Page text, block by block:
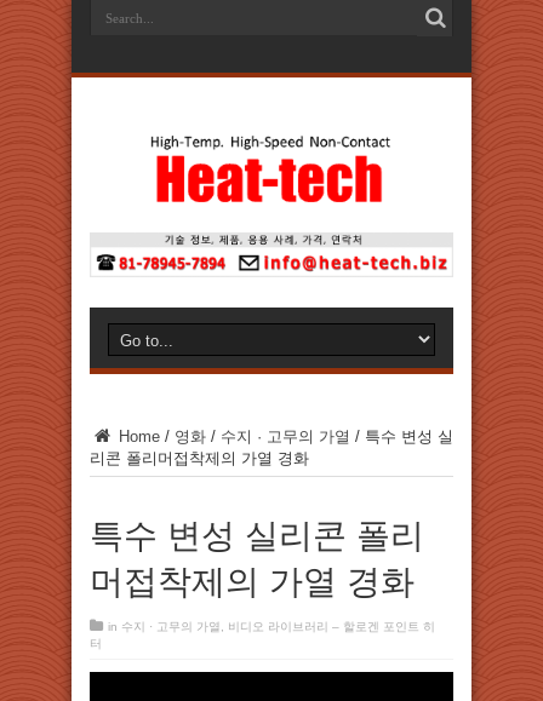
Home / 영화 / 수지 · 고무의 가열 / 특수 변성 실
리콘 폴리머접착제의 가열 경화
특수 변성 실리콘 폴리
머접착제의 가열 경화
in 수지 · 고무의 가열
비디오 라이브러리 – 할로겐 포인트 히
터